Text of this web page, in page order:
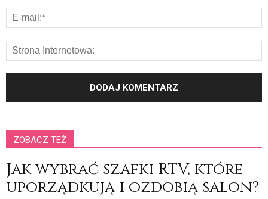
ZOBACZ TEŻ
Jak wybrać szafki RTV, które
uporządkują i ozdobią salon?